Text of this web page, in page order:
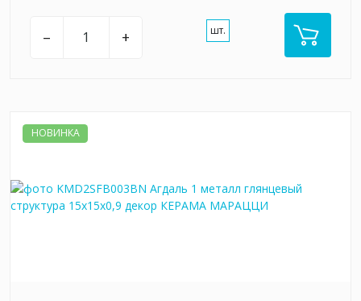
– + шт.
НОВИНКА